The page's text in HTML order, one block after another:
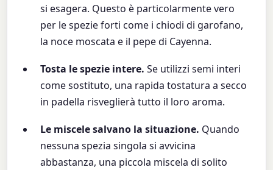
si esagera. Questo è particolarmente vero
per le spezie forti come i chiodi di garofano,
la noce moscata e il pepe di Cayenna.
Tosta le spezie intere. Se utilizzi semi interi
come sostituto, una rapida tostatura a secco
in padella risveglierà tutto il loro aroma.
Le miscele salvano la situazione. Quando
nessuna spezia singola si avvicina
abbastanza, una piccola miscela di solito